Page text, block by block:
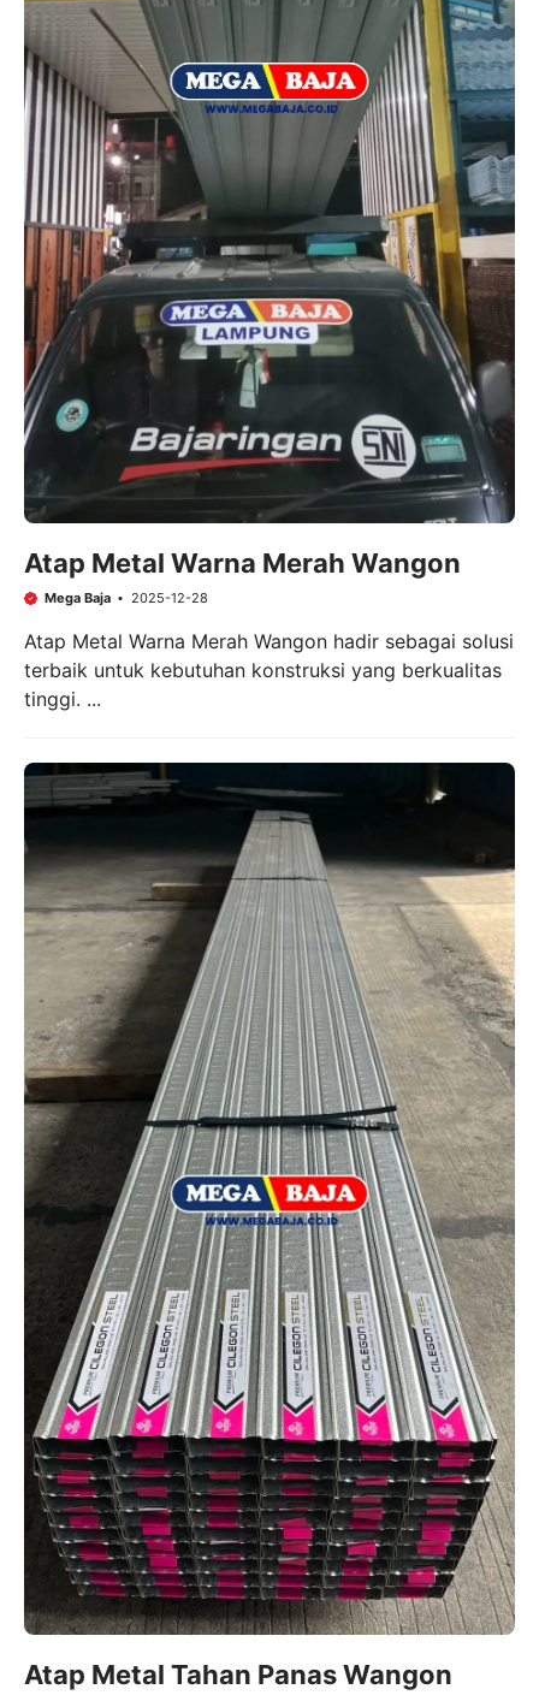
Atap Metal Warna Merah Wangon
Mega Baja 2025-12-28
Atap Metal Warna Merah Wangon hadir sebagai solusi
terbaik untuk kebutuhan konstruksi yang berkualitas
tinggi. ...
Atap Metal Tahan Panas Wangon